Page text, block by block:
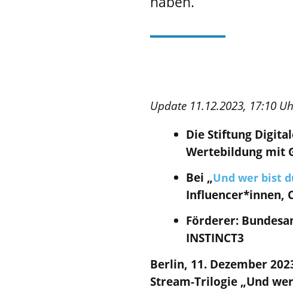
Update 11.12.2023, 17:10
Die Stiftung
Wertebildung mit
Bei „Und wer bist
Influencer*innen,
Förderer:
INSTINCT3
Berlin, 11. Dezember
Stream-Trilogie „Und